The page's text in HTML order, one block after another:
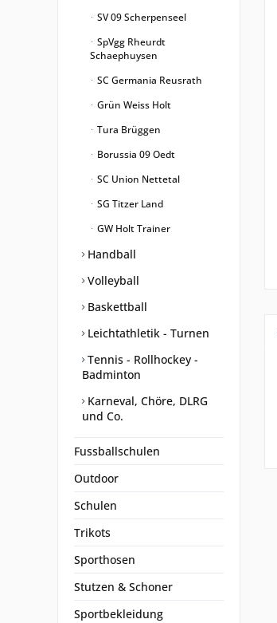
SV 09 Scherpenseel
SpVgg Rheurdt
Schaephuysen
SC Germania Reusrath
Grün Weiss Holt
Tura Brüggen
Borussia 09 Oedt
SC Union Nettetal
SG Titzer Land
GW Holt Trainer
Handball
Volleyball
Baskettball
Leichtathletik - Turnen
Tennis - Rollhockey -
Badminton
Karneval, Chöre, DLRG
und Co.
Fussballschulen
Outdoor
Schulen
Trikots
Sporthosen
Stutzen & Schoner
Sportbekleidung